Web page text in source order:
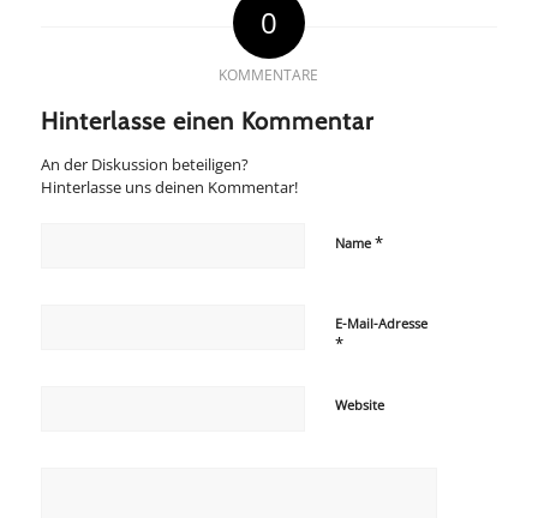
0
KOMMENTARE
Hinterlasse einen Kommentar
An der Diskussion beteiligen?
Hinterlasse uns deinen Kommentar!
Name *
E-Mail-Adresse
*
Website